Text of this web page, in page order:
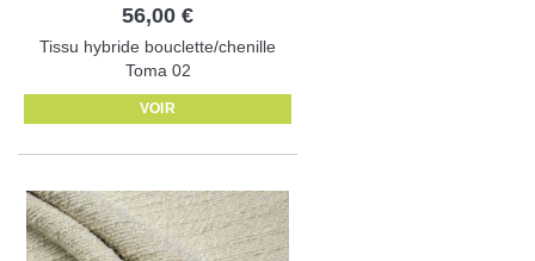
56,00 €
Tissu hybride bouclette/chenille
Toma 02
VOIR